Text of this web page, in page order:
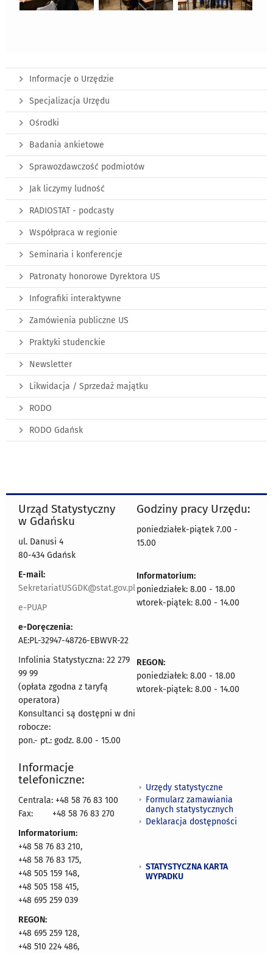
Informacje o Urzędzie
Specjalizacja Urzędu
Ośrodki
Badania ankietowe
Sprawozdawczość podmiotów
Jak liczymy ludność
RADIOSTAT - podcasty
Współpraca w regionie
Seminaria i konferencje
Patronaty honorowe Dyrektora US
Infografiki interaktywne
Zamówienia publiczne US
Praktyki studenckie
Newsletter
Likwidacja / Sprzedaż majątku
RODO
RODO Gdańsk
Urząd Statystyczny
w Gdańsku
ul. Danusi 4
80-434 Gdańsk
E-mail:
SekretariatUSGDK@stat.gov.pl
e-PUAP
e-Doręczenia:
AE:PL-32947-48726-EBWVR-22
Infolinia Statystyczna: 22 279
99 99
(opłata zgodna z taryfą
operatora)
Konsultanci są dostępni w dni
robocze:
pon.- pt.: godz. 8.00 - 15.00
Godziny pracy Urzędu:
poniedziałek-piątek 7.00 -
15.00
Informatorium:
poniedziałek: 8.00 - 18.00
wtorek-piątek: 8.00 - 14.00
REGON:
poniedziałek: 8.00 - 18.00
wtorek-piątek: 8.00 - 14.00
Informacje
telefoniczne:
Centrala: +48 58 76 83 100
Fax:
+48 58 76 83 270
Informatorium:
+48 58 76 83 210,
+48 58 76 83 175,
+48 505 159 148,
+48 505 158 415,
+48 695 259 039
REGON:
+48 695 259 128,
+48 510 224 486,
Urzędy statystyczne
Formularz zamawiania
danych statystycznych
Deklaracja dostępności
STATYSTYCZNA KARTA
WYPADKU